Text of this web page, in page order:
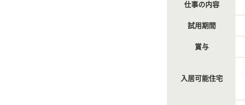
仕事の内容
試用期間
賞与
入居可能住宅